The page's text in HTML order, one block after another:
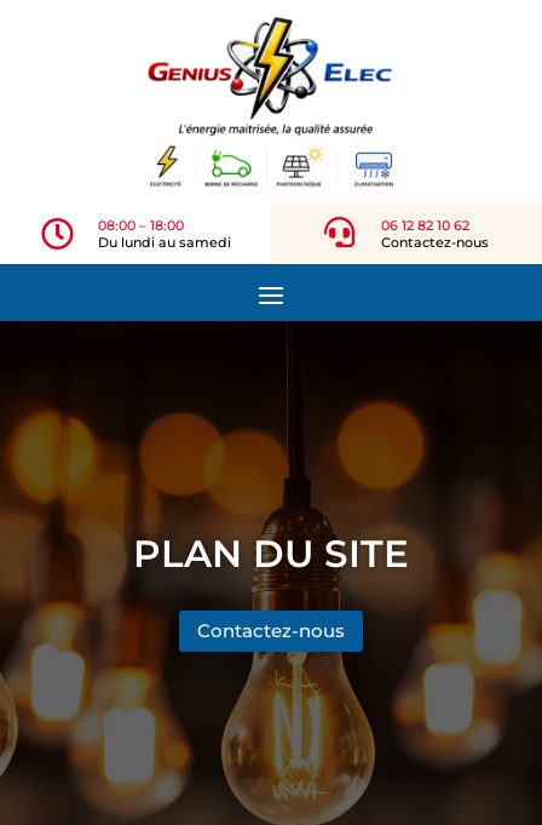

08:00 – 18:00
Du lundi au samedi

06 12 82 10 62
Contactez-nous
PLAN DU SITE
Contactez-nous